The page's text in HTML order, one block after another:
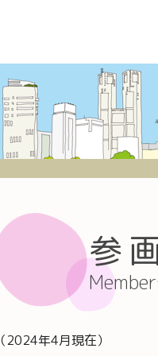
参
（2024年4月現在）